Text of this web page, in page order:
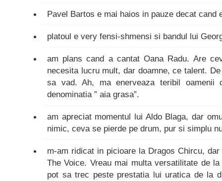
Pavel Bartos e mai haios in pauze decat cand
platoul e very fensi-shmensi si bandul lui
am plans cand a cantat Oana Radu. Are
necesita lucru mult, dar doamne, ce talent.
sa vad. Ah, ma enerveaza teribil
denominatia ” aia grasa”.
am apreciat momentul lui Aldo Blaga, dar
nimic, ceva se pierde pe drum, pur si simplu
m-am ridicat in picioare la Dragos Chircu,
The Voice. Vreau mai multa versatilitate de
pot sa trec peste prestatia lui uratica de la